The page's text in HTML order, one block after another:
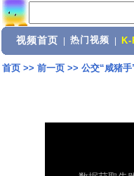
视频首页 热门视频 K-
首页>> 前一页>> 公交“咸猪